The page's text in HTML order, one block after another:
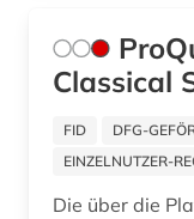
aluminium (5)
Classical
FID
DFG-
EINZELNUTZER-
Die über die